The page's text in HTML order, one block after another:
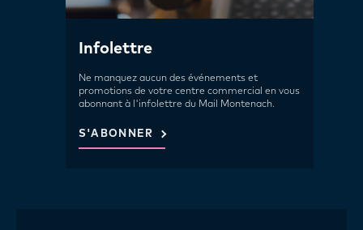
Infolettre
Ne manquez aucun des événements et
promotions de votre centre commercial en vous
abonnant à l'infolettre du Mail Montenach.
S'ABONNER